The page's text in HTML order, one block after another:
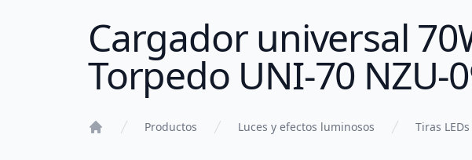
Cargador universal
Torpedo UNI-70 NZU-
Productos Luces y efectos luminosos Tiras